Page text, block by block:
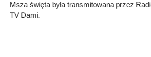
Msza święta była transmitowana przez
TV Dami.